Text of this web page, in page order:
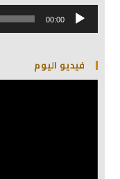
مشغل
الصوت 00:00
فيديو اليوم
مشغل